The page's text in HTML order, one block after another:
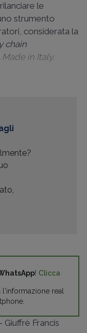
le
strumento
considerata la
chain
Made in Italy.
! Clicca
real
Francis